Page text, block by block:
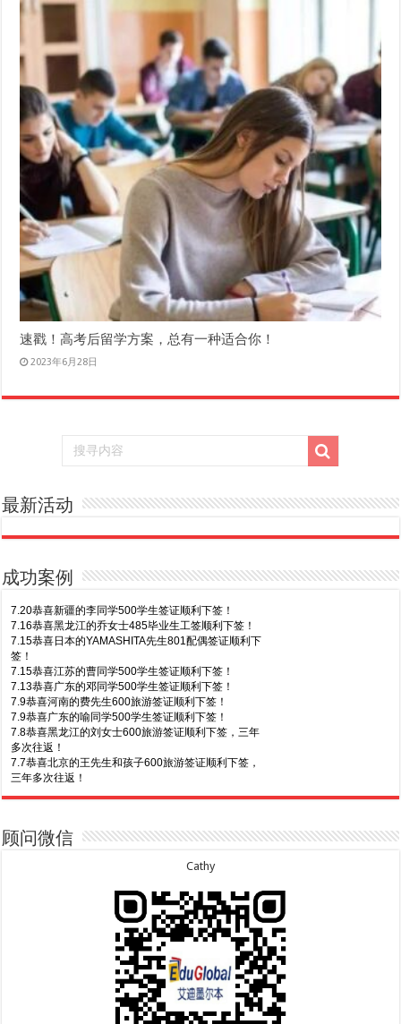
速戳！高考后留学方案，总有一种适合你！
2023年6月28日
最新活动
成功案例
7.29恭喜日本的Motegi女士485工作签证顺利下签！
7.28恭喜山东的李先生189技术移民签证顺利下签！
7.24恭喜辽宁的蔡同学500学生签证顺利下签！
7.22恭喜安徽的吴先生190技术移民签证顺利下签！
7.22恭喜尼泊尔的Shrestha先生491州担保签证顺利
7.20恭喜新疆的李同学500学生签证顺利下签！
7.16恭喜黑龙江的乔女士485毕业生工签顺利下签！
7.15恭喜日本的YAMASHITA先生801配偶签证顺利下
签！
7.15恭喜江苏的曹同学500学生签证顺利下签！
7.13恭喜广东的邓同学500学生签证顺利下签！
7.9恭喜河南的费先生600旅游签证顺利下签！
7.9恭喜广东的喻同学500学生签证顺利下签！
7.8恭喜黑龙江的刘女士600旅游签证顺利下签，三年
多次往返！
7.7恭喜北京的王先生和孩子600旅游签证顺利下签，
三年多次往返！
of Science offer!
7.1恭喜辽宁的穆先生600旅游签证顺利下签，一年多
次往返！
6.30恭喜马来西亚的YAP先生夫妇482签证顺利下
6.30恭喜新疆的赵女士155居住返回签证顺利下签！
6.30恭喜江苏的万女士夫妇870签证顺利下签！
6.24恭喜河北的张同学500学生签证顺利下签！
6.24恭喜山东的胡女士600旅游签证顺利下签，三年
顾问微信
Cathy